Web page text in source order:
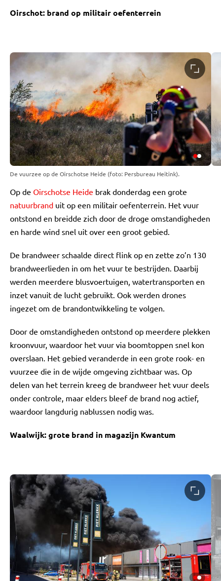
Oirschot: brand op militair oefenterrein
De vuurzee op de Oirschotse Heide (foto: Persbureau Heitink).
Op de Oirschotse Heide brak donderdag een grote
natuurbrand uit op een militair oefenterrein. Het vuur
ontstond en breidde zich door de droge omstandigheden
en harde wind snel uit over een groot gebied.
De brandweer schaalde direct flink op en zette zo’n 130
brandweerlieden in om het vuur te bestrijden. Daarbij
werden meerdere blusvoertuigen, watertransporten en
inzet vanuit de lucht gebruikt. Ook werden drones
ingezet om de brandontwikkeling te volgen.
Door de omstandigheden ontstond op meerdere plekken
kroonvuur, waardoor het vuur via boomtoppen snel kon
overslaan. Het gebied veranderde in een grote rook- en
vuurzee die in de wijde omgeving zichtbaar was. Op
delen van het terrein kreeg de brandweer het vuur deels
onder controle, maar elders bleef de brand nog actief,
waardoor langdurig nablussen nodig was.
Waalwijk: grote brand in magazijn Kwantum